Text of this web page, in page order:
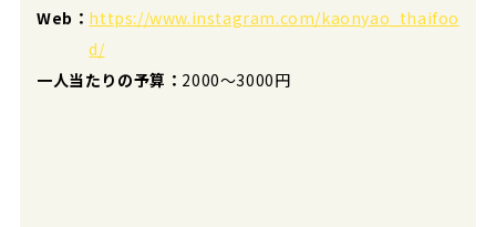
Web： https://www.instagram.com/kaonyao_thaifoo
d/
一人当たりの予算： 2000～3000円